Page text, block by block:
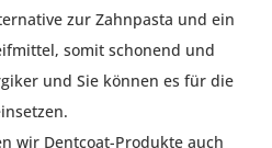
zur Zahnpasta und ein
somit schonend und
und Sie können es für die
wir Dentcoat-Produkte auch